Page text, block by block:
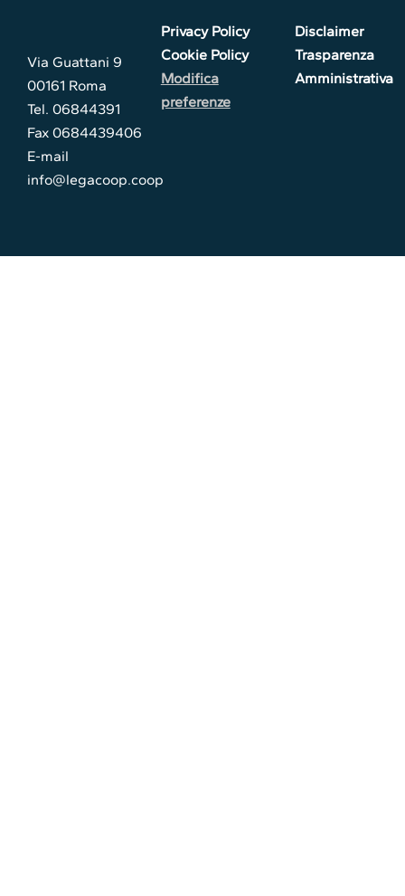
Via Guattani 9
00161 Roma
Tel. 06844391
Fax 0684439406
E-mail
info@legacoop.coop
Privacy Policy
Cookie Policy
Modifica
preferenze
Disclaimer
Trasparenza
Amministrativa